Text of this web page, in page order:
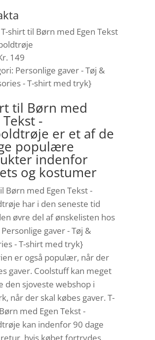
shirt til Børn med Egen Tekst
149
Personlige gaver - Tøj &
- T-shirt med tryk}
til Børn med
Tekst -
er et af de
populære
indenfor
og kostumer
Børn med Egen Tekst -
har i den seneste tid
øvre del af ønskelisten hos
gaver - Tøj &
- T-shirt med tryk}
er også populær, når der
gaver. Coolstuff kan meget
den sjoveste webshop i
når der skal købes gaver. T-
med Egen Tekst -
kan indenfor 90 dage